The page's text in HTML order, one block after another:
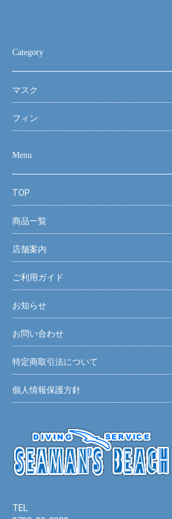
Category
マスク
フィン
Menu
TOP
商品一覧
店舗案内
ご利用ガイド
お知らせ
お問い合わせ
特定商取引法について
個人情報保護方針
TEL